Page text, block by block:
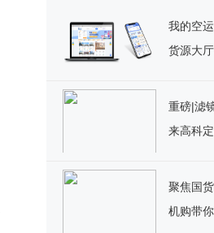
我的空
货源大
重磅|滤
来高科
聚焦国
机购带